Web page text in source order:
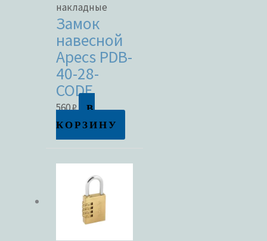
накладные
Замок
навесной
Apecs PDB-
40-28-
CODE
560₽
В
КОРЗИНУ